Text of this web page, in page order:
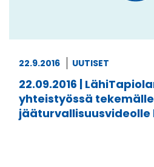
22.9.2016 UUTISET
22.09.2016 |
yhteistyössä tekemälle